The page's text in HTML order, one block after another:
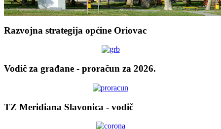
Razvojna strategija općine Oriovac
Vodič za građane - proračun za 2026.
TZ Meridiana Slavonica - vodič